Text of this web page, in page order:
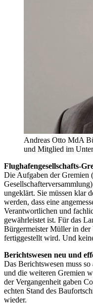
Andreas Otto MdA
und Mitglied im
Flughafengesellschafts-
Die Aufgaben der Gremien
ungeklärt. Sie müssen klar
werden, dass eine
Verantwortlichen und
gewährleistet ist. Für das
Bürgermeister Müller in der
fertiggestellt wird. Und
Berichtswesen neu und
Das Berichtswesen muss
und die weiteren Gremien
der Vergangenheit gaben
echten Stand des
wieder.